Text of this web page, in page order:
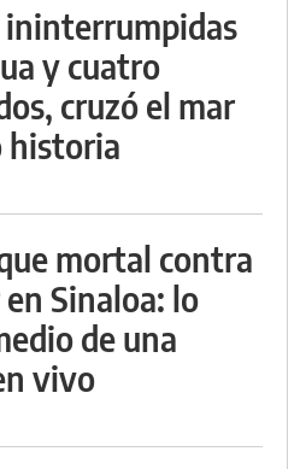
ininterrumpidas
y cuatro
cruzó el mar
historia
mortal contra
Sinaloa: lo
de una
vivo